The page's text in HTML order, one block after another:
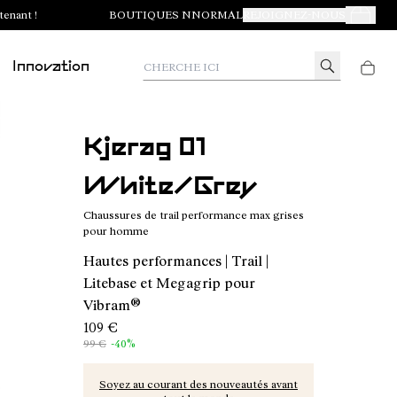
! BOUTIQUES NNORMAL Mes
Innovation
Kjerag 01
White/Grey
Chaussures de trail performance max grises
pour homme
Hautes performances | Trail |
Litebase et Megagrip pour
Vibram®
109 €
99 € -40%
Soyez au courant des nouveautés avant